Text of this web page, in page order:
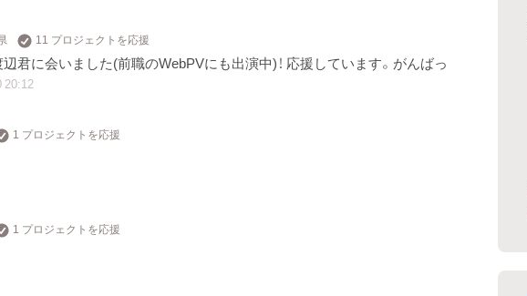
11 プロジェクトを応援
君に会いました(前職のWebPVにも出演中)！ 応援しています。がんばっ
20:12
1 プロジェクトを応援
1 プロジェクトを応援